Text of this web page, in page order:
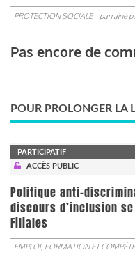
PROTECTION SOCIALE parrainé
Pas encore de
POUR PROLONGER LA
PARTICIPATIF
ACCÈS PUBLIC
Politique anti-
discours d’inclusion
Filiales
EMPLOI, FORMATION ET